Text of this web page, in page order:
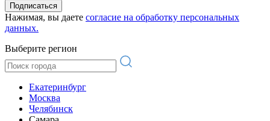
Подписаться
Нажимая, вы даете согласие на обработку персональных
данных.
Выберите регион
Екатеринбург
Москва
Челябинск